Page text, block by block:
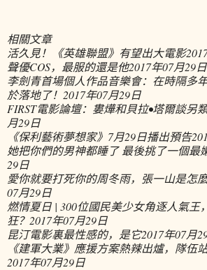
相關文章
活久見！《英雄聯盟》有望出大電影
聲優COS，最服的還是他2017年07月29日
李劍青首場個人作品音樂會：在時隔多
於落地了！ 2017年07月29日
FIRST電影論壇：婁燁和貝拉•塔爾談另
月29日
《保利藝術夢想家》7月29日播出預告
她把你們的男神都睡了 最後挑了一個最
29日
愛你就要打死你的周冬雨，張一山是怎
07月29日
燃情夏日 | 300位國民美少女角逐人氣王
狂？ 2017年07月29日
昆汀電影裏最性感的，是它2017年07月
《建軍大業》應援方案熱辣出爐，隊伍
2017年07月29日